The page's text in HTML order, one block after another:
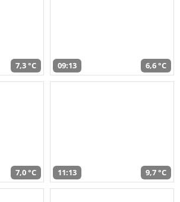
7,3 °C 09:13 6,6 °C
7,0 °C 11:13 9,7 °C